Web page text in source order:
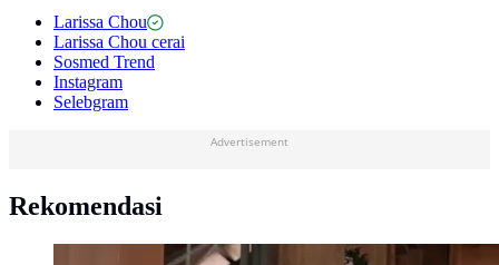
Larissa Chou
Larissa Chou cerai
Sosmed Trend
Instagram
Selebgram
Advertisement
Rekomendasi